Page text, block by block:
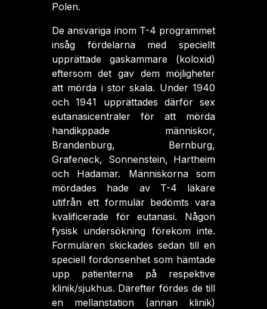
Polen.
De ansvariga inom T-4 programmet
insåg fördelarna med speciellt
upprättade gaskammare (koloxid)
eftersom det gav dem möjligheter
att mörda i stor skala. Under 1940
och 1941 upprättades därför sex
eutanasicentraler för att mörda
handikppade människor,
Brandenburg, Bernburg,
Grafeneck, Sonnenstein, Hartheim
och Hadamar. Människorna som
mördades hade av T-4 läkare
utifrån ett formulär bedömts vara
kvalificerade för eutanasi. Någon
fysisk undersökning förekom inte.
Formulären skickades sedan till en
speciell fordonsenhet som hämtade
upp patienterna på respektive
klinik/sjukhus. Därefter fördes de till
en mellanstation (annan klinik)